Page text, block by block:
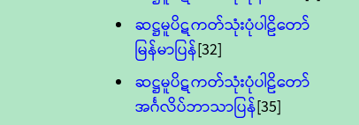
ဆဋ္ဌမူပိဋကတ်သုံးပုံပါဠိတော်
မြန်မာပြန်[32]
ဆဋ္ဌမူပိဋကတ်သုံးပုံပါဠိတော်
အင်္ဂလိပ်ဘာသာပြန်[35]